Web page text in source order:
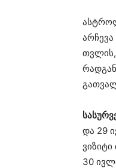
თვლის,
და 29
30